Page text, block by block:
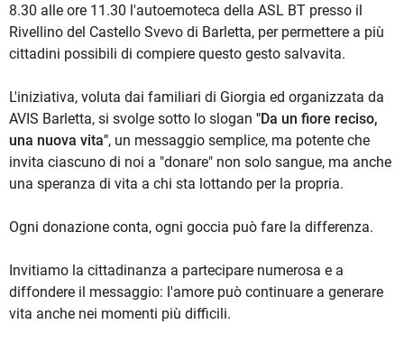
8.30 alle ore 11.30 l'autoemoteca della ASL BT presso il
Rivellino del Castello Svevo di Barletta, per permettere a più
cittadini possibili di compiere questo gesto salvavita.
L'iniziativa, voluta dai familiari di Giorgia ed organizzata da
AVIS Barletta, si svolge sotto lo slogan "Da un fiore reciso,
una nuova vita", un messaggio semplice, ma potente che
invita ciascuno di noi a "donare" non solo sangue, ma anche
una speranza di vita a chi sta lottando per la propria.
Ogni donazione conta, ogni goccia può fare la differenza.
Invitiamo la cittadinanza a partecipare numerosa e a
diffondere il messaggio: l'amore può continuare a generare
vita anche nei momenti più difficili.